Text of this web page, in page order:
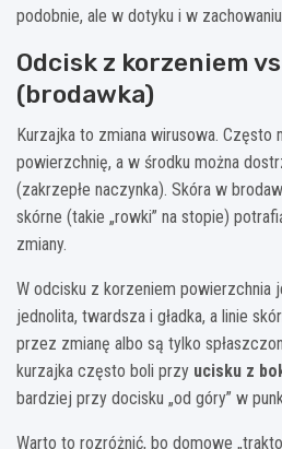
podobnie, ale w dotyku i w
Odcisk z korzeniem
(brodawka)
Kurzajka to zmiana wirusowa. Często
powierzchnię, a w środku można
(zakrzepłe naczynka). Skóra w
skórne (takie „rowki” na stopie)
zmiany.
W odcisku z korzeniem powierzchnia
jednolita, twardsza i gładka, a linie
przez zmianę albo są tylko
kurzajka często boli przy ucisku z
bardziej przy docisku „od góry” w
Warto to rozróżnić, bo domowe